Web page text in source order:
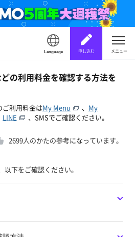
Language 申し込む メニュー
の利用料金を確認する方法を
ご利用料金はMy Menu 、 My
LINE 、SMSでご確認ください。
2699人のかたの参考になっています。
下をご確認ください。